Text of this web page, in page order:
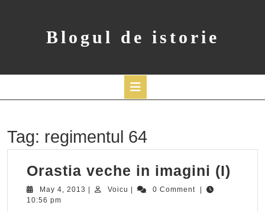
Blogul de istorie
Tag: regimentul 64
Orastia veche in imagini (I)
May 4, 2013 May
Voicu Voicu 0 Comment
10:56 pm